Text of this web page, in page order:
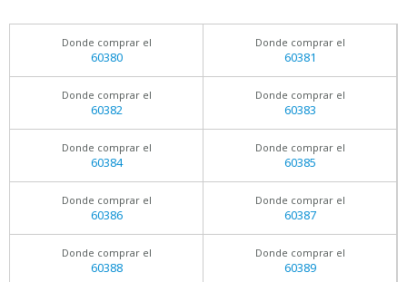
Donde comprar el
60380
Donde comprar el
60381
Donde comprar el
60382
Donde comprar el
60383
Donde comprar el
60384
Donde comprar el
60385
Donde comprar el
60386
Donde comprar el
60387
Donde comprar el
60388
Donde comprar el
60389